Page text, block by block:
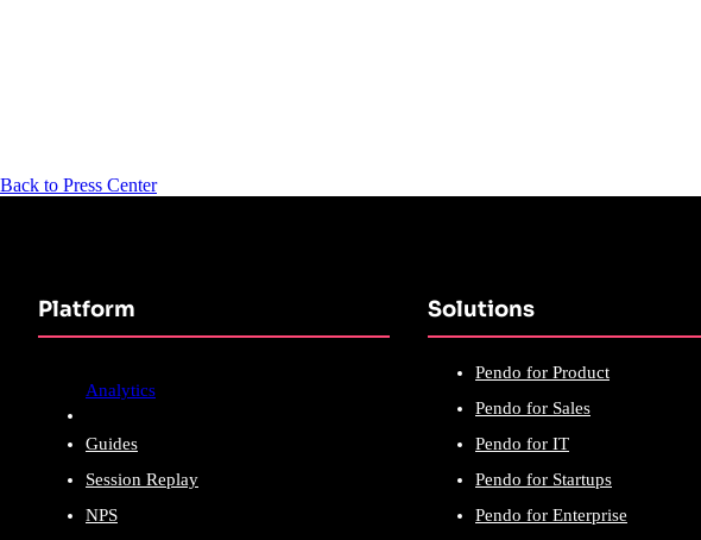
Back to Press Center
Platform
Analytics
Guides
Session Replay
NPS
Solutions
Pendo for Product
Pendo for Sales
Pendo for IT
Pendo for Startups
Pendo for Enterprise